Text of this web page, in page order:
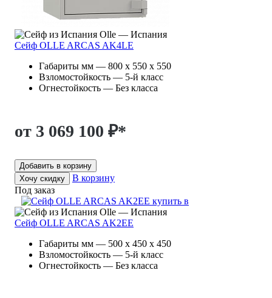
Olle — Испания
Сейф OLLE ARCAS AK4LE
Габариты мм — 800 x 550 x 550
Взломостойкость — 5-й класс
Огнестойкость — Без класса
от 3 069 100 ₽*
Добавить в корзину
Хочу скидку
В корзину
Под заказ
Olle — Испания
Сейф OLLE ARCAS AK2EE
Габариты мм — 500 x 450 x 450
Взломостойкость — 5-й класс
Огнестойкость — Без класса